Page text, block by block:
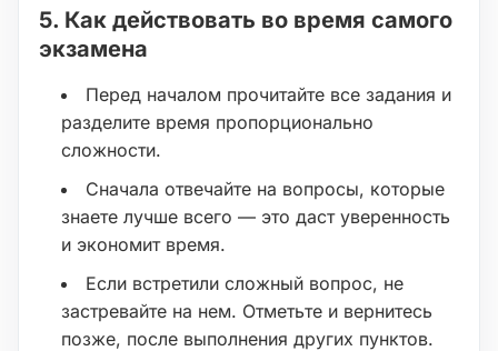
5. Как действовать во время самого
экзамена
Перед началом прочитайте все задания и
разделите время пропорционально
сложности.
Сначала отвечайте на вопросы, которые
знаете лучше всего — это даст уверенность
и экономит время.
Если встретили сложный вопрос, не
застревайте на нем. Отметьте и вернитесь
позже, после выполнения других пунктов.